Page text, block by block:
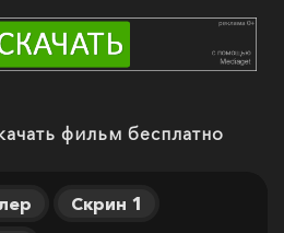
фильм бесплатно
Скрин 1